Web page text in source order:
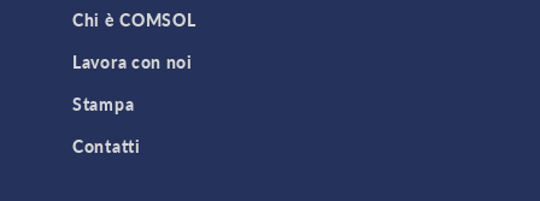
Chi è COMSOL
Lavora con noi
Stampa
Contatti